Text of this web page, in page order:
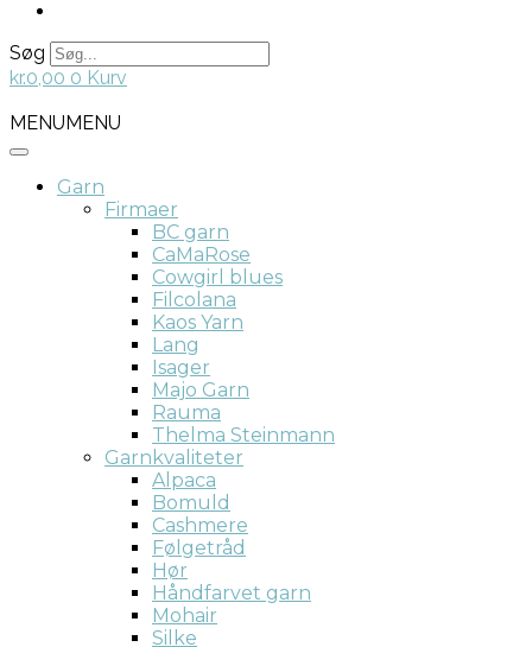
Søg
kr.0,00 0 Kurv
MENUMENU
Garn
Firmaer
BC garn
CaMaRose
Cowgirl blues
Filcolana
Kaos Yarn
Lang
Isager
Majo Garn
Rauma
Thelma Steinmann
Garnkvaliteter
Alpaca
Bomuld
Cashmere
Følgetråd
Hør
Håndfarvet garn
Mohair
Silke